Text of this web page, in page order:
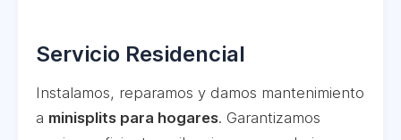
Servicio Residencial
Instalamos, reparamos y damos mantenimiento
a minisplits para hogares. Garantizamos